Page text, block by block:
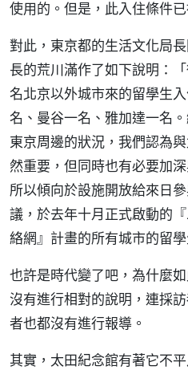
使用的。但是，此入住條件
對此，東京都的生活文化局
長的荒川滿作了如下說明：
名北京以外城市來的留學生
名、曼谷一名、雅加達一名
東京周邊的狀況，我們認為
然重要，但同時也有必要加
所以傾向於設施開放給來日
議，於去年十月正式啟動的
絡網』計畫的所有城市的留學
也許是時代變了吧，為什麼
沒有進行相對的說明，連採
者也都沒有進行報導。
其實，太田紀念館有著它不